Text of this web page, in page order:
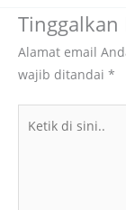
Alamat email
wajib ditandai *